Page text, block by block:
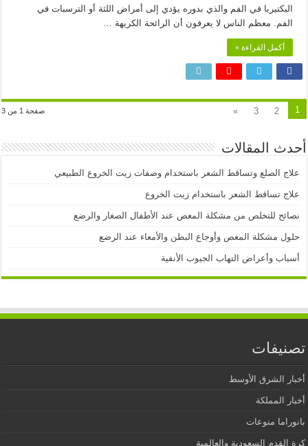
البكتيريا في الفم والذي بدوره يؤدي إلى أمراض اللثة أو الترسبات في
الفم. معظم الناس لا يعرفون أن الرائحة الكريهة …
أكمل القراءة »
صفحة 1 من 3 1
2
3
»
أحدث المقالات
علاج الصلع وتساقط الشعر باستخدام وصفات زيت الخروع الطبيعي
علاج تساقط الشعر باستخدام زيت الخروع
نصائح للتخلص من مشكلة المغص عند الأطفال الصغار والرضع
حلول مشكلة المغص وأوجاع البطن والأمعاء عند الرضع
أسباب وأعراض التهاب الجيوب الأنفية
تصنيفات
أخبار الشرق الأوسط
أخبار المملكة
بانوراما منوعات
كرة القدم السعودية والعالمية